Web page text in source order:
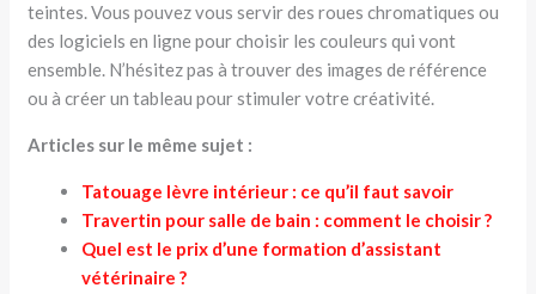
teintes. Vous pouvez vous servir des roues chromatiques ou
des logiciels en ligne pour choisir les couleurs qui vont
ensemble. N’hésitez pas à trouver des images de référence
ou à créer un tableau pour stimuler votre créativité.
Articles sur le même sujet :
Tatouage lèvre intérieur : ce qu’il faut savoir
Travertin pour salle de bain : comment le choisir ?
Quel est le prix d’une formation d’assistant
vétérinaire ?